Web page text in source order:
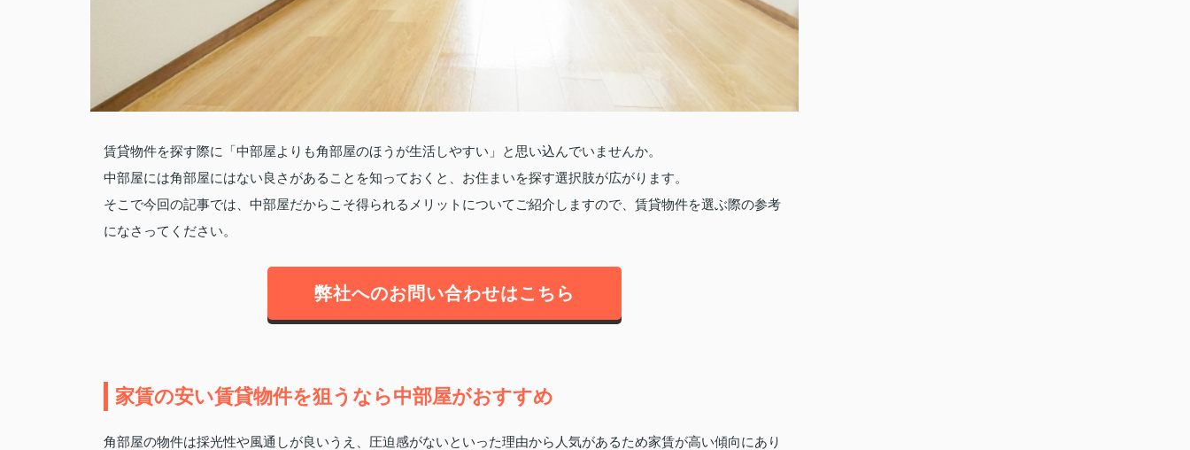
賃貸物件を探す際に「中部屋よりも角部屋のほうが生活しやすい」と思い込んでいませんか。
中部屋には角部屋にはない良さがあることを知っておくと、お住まいを探す選択肢が広がります。
そこで今回の記事では、中部屋だからこそ得られるメリットについてご紹介しますので、賃貸物件を選ぶ際の参考
になさってください。
弊社へのお問い合わせはこちら
家賃の安い賃貸物件を狙うなら中部屋がおすすめ
角部屋の物件は採光性や風通しが良いうえ、圧迫感がないといった理由から人気があるため家賃が高い傾向にあり